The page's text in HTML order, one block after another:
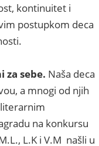
kontinuitet i
postupkom deca
za sebe. Naša deca
a mnogi od njih
na konkursu
L.K i V.M našli u